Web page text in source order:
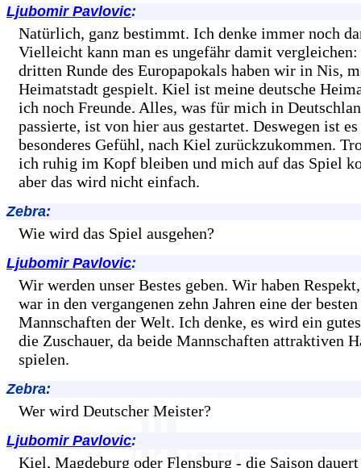
Ljubomir Pavlovic:
Natürlich, ganz bestimmt. Ich denke immer noch
Vielleicht kann man es ungefähr damit
dritten Runde des Europapokals haben wir in Nis,
Heimatstadt gespielt. Kiel ist meine deutsche
ich noch Freunde. Alles, was für mich in
passierte, ist von hier aus gestartet. Deswegen ist
besonderes Gefühl, nach Kiel zurückzukommen.
ich ruhig im Kopf bleiben und mich auf das Spiel
aber das wird nicht einfach.
Zebra:
Wie wird das Spiel ausgehen?
Ljubomir Pavlovic:
Wir werden unser Bestes geben. Wir haben
war in den vergangenen zehn Jahren eine der besten
Mannschaften der Welt. Ich denke, es wird ein
die Zuschauer, da beide Mannschaften attraktiven
spielen.
Zebra:
Wer wird Deutscher Meister?
Ljubomir Pavlovic:
Kiel, Magdeburg oder Flensburg - die Saison dauert